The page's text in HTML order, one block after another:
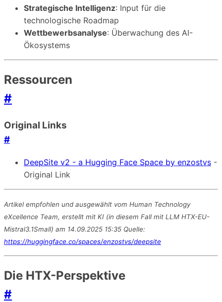
Strategische Intelligenz: Input für die
technologische Roadmap
Wettbewerbsanalyse: Überwachung des AI-
Ökosystems
Ressourcen
#
Original Links
#
DeepSite v2 - a Hugging Face Space by enzostvs -
Original Link
Artikel empfohlen und ausgewählt vom Human Technology
eXcellence Team, erstellt mit KI (in diesem Fall mit LLM HTX-EU-
Mistral3.1Small) am 14.09.2025 15:35 Quelle:
https://huggingface.co/spaces/enzostvs/deepsite
Die HTX-Perspektive
#